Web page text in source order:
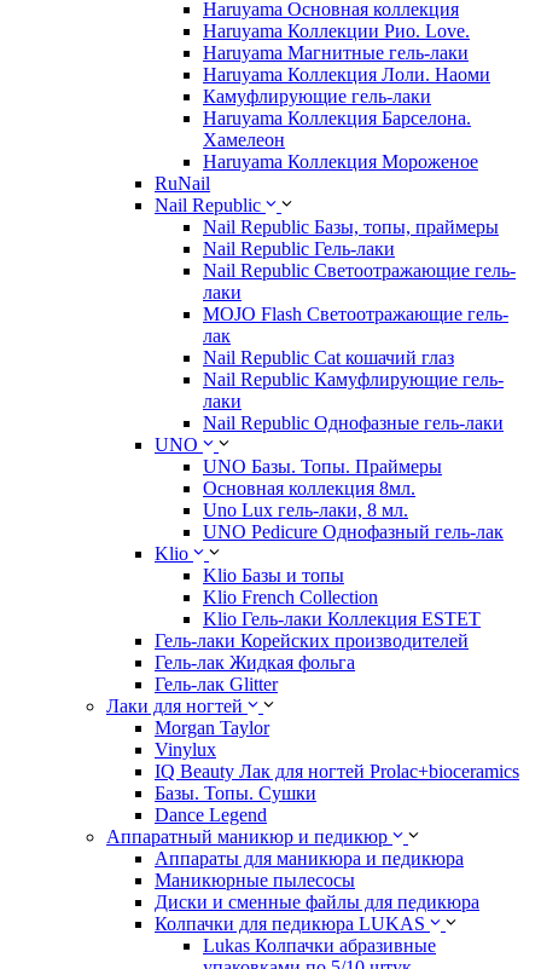
Haruyama Основная коллекция
Haruyama Коллекции Рио. Love.
Haruyama Магнитные гель-лаки
Haruyama Коллекция Лоли. Наоми
Камуфлирующие гель-лаки
Haruyama Коллекция Барселона.
Хамелеон
Haruyama Коллекция Мороженое
RuNail
Nail Republic
Nail Republic Базы, топы, праймеры
Nail Republic Гель-лаки
Nail Republic Светоотражающие гель-
лаки
MOJO Flash Светоотражающие гель-
лак
Nail Republic Cat кошачий глаз
Nail Republic Камуфлирующие гель-
лаки
Nail Republic Однофазные гель-лаки
UNO
UNO Базы. Топы. Праймеры
Основная коллекция 8мл.
Uno Lux гель-лаки, 8 мл.
UNO Pedicure Однофазный гель-лак
Klio
Klio Базы и топы
Klio French Collection
Klio Гель-лаки Коллекция ESTET
Гель-лаки Корейских производителей
Гель-лак Жидкая фольга
Гель-лак Glitter
Лаки для ногтей
Morgan Taylor
Vinylux
IQ Beauty Лак для ногтей Prolac+bioceramics
Базы. Топы. Сушки
Dance Legend
Аппаратный маникюр и педикюр
Аппараты для маникюра и педикюра
Маникюрные пылесосы
Диски и сменные файлы для педикюра
Колпачки для педикюра LUKAS
Lukas Колпачки абразивные